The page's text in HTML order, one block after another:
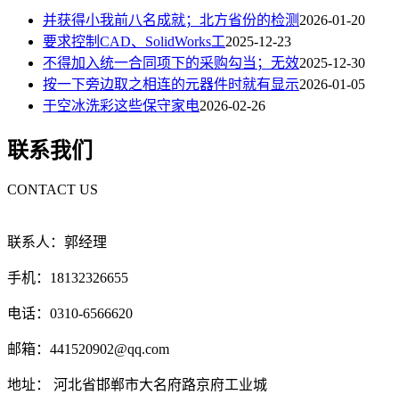
并获得小我前八名成就；北方省份的检测2026-01-20
要求控制CAD、SolidWorks工2025-12-23
不得加入统一合同项下的采购勾当；无效2025-12-30
按一下旁边取之相连的元器件时就有显示2026-01-05
于空冰洗彩这些保守家电2026-02-26
联系我们
CONTACT US
联系人：郭经理
手机：18132326655
电话：0310-6566620
邮箱：441520902@qq.com
地址： 河北省邯郸市大名府路京府工业城